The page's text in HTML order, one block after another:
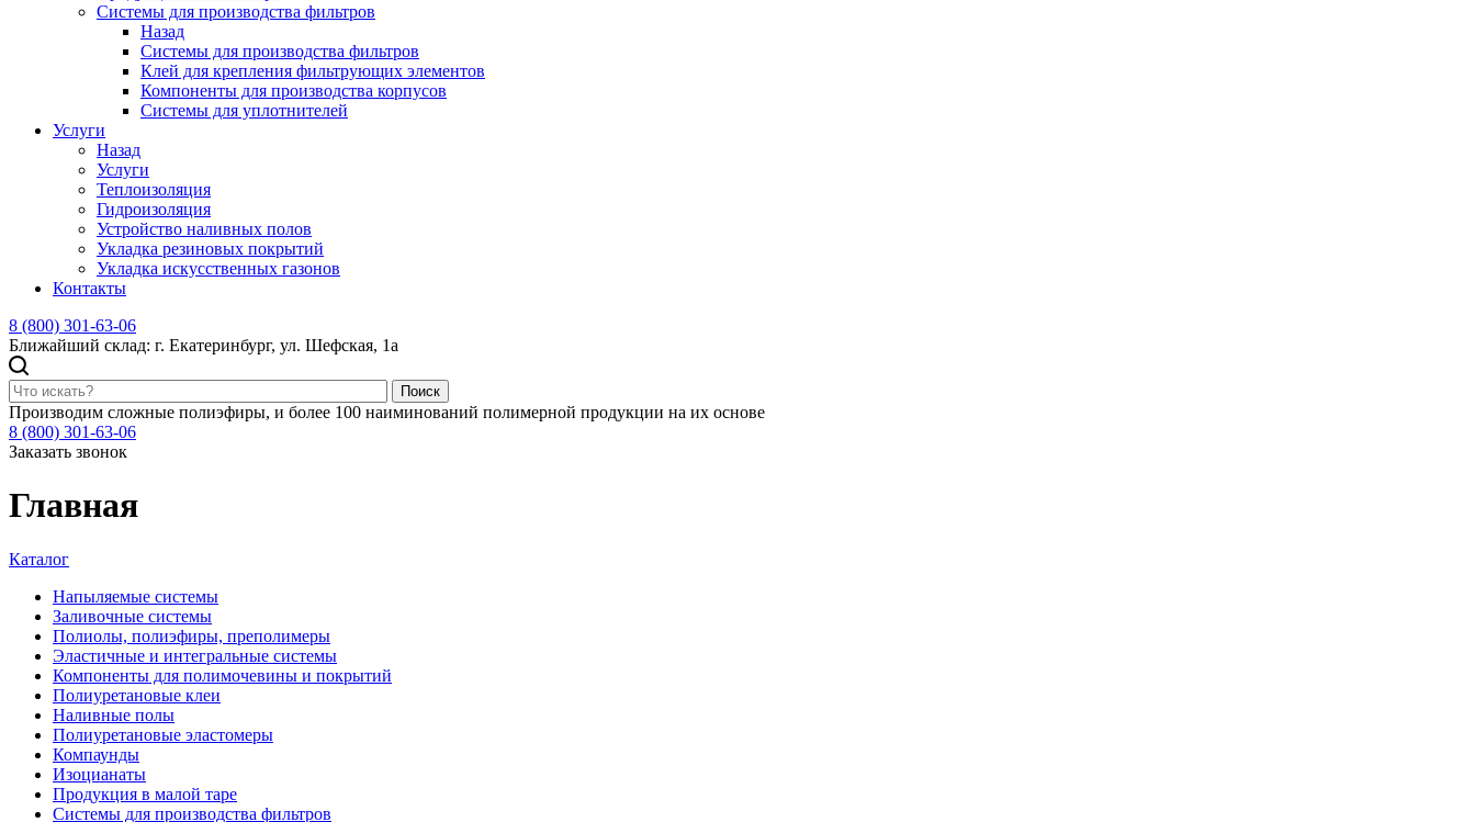
Системы для производства фильтров
Назад
Системы для производства фильтров
Клей для крепления фильтрующих элементов
Компоненты для производства корпусов
Системы для уплотнителей
Услуги
Назад
Услуги
Теплоизоляция
Гидроизоляция
Устройство наливных полов
Укладка резиновых покрытий
Укладка искусственных газонов
Контакты
8 (800) 301-63-06
Ближайший склад: г. Екатеринбург, ул. Шефская, 1а
Поиск
Производим сложные полиэфиры, и более 100 наиминований полимерной продукции на их основе
8 (800) 301-63-06
Заказать звонок
Главная
Каталог
Напыляемые системы
Заливочные системы
Полиолы, полиэфиры, преполимеры
Эластичные и интегральные системы
Компоненты для полимочевины и покрытий
Полиуретановые клеи
Наливные полы
Полиуретановые эластомеры
Компаунды
Изоцианаты
Продукция в малой таре
Системы для производства фильтров